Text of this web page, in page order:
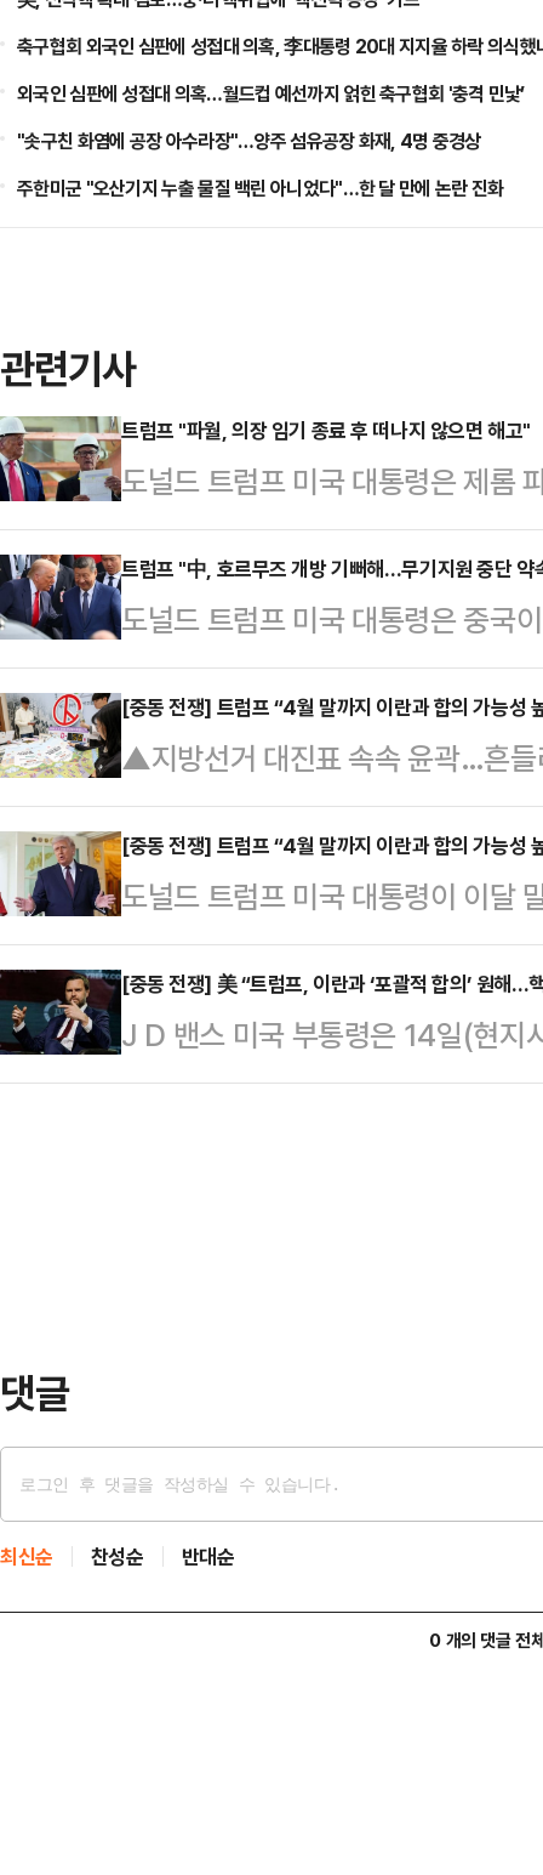
축구협회 외국인 심판에 성접대 의혹, 李대통령 20대 지지율 하락 의식
외국인 심판에 성접대 의혹…월드컵 예선까지 얽힌 축구협회 '충격 민낯’
"솟구친 화염에 공장 아수라장"…양주 섬유공장 화재, 4명 중경상
주한미군 "오산기지 누출 물질 백린 아니었다"…한 달 만에 논란 진화
관련기사
트럼프 "파월, 의장 임기 종료 후 떠나지 않으면 해고"
도널드 트럼프 미국 대통령은 제롬
음 달 의장 임기가 끝난 뒤에도 물
뉴스에 따르면 트럼프 대통령은 15
에서 “만일 그가 물러나지 않으면
고를 참아왔다. 나는 그를 해고하길
다”고 말했다.트럼프 대통령은 지
리 인하를 계속 요구했지만 연준은
대통령은 파월 의장을…
트럼프 "中, 호르무즈 개방 기뻐해…무기지원 중단 약
도널드 트럼프 미국 대통령은 중국
에 대한 무기 지원 중단을 약속했다
통령은 15일(현지시간) 소셜미디
또 전 세계를 위해 이 일을 하고 있
것”이라며 “중국은 이란에 무기를
면서 “시진핑 중국 국가주석은 내
이다. 우리는 영리하게, 그리고 아
더 낫다”고 덧…
[중동 전쟁] 트럼프 “4월 말까지 이란과 합의 가능성
▲지방선거 대진표 속속 윤곽…흔들
방선거가 50일 앞으로 다가오면서
고 있다. 이재명 대통령과 더불어민
데, 국민의힘은 내부 갈등과 공천
다.정치권에선 이번 선거에서 민주
다. 특히 민주당이 대구·경북(TK)
했던 2018년 지방선거보다 더 유
다.민주당에 유리한 흐름 속 …
[중동 전쟁] 트럼프 “4월 말까지 이란과 합의 가능성
도널드 트럼프 미국 대통령이 이달
이 높다고 밝혔다.영국 스카이뉴스
간) 전화 인터뷰을 통해 찰스 3세
이란과 합의를 이룰 가능성에 대한
심하게 두들겨 맞았다”고 답했다.
[중동 전쟁] 美 “트럼프, 이란과 ‘포괄적 합의’ 원해…
J D 밴스 미국 부통령은 14일(현지
은 합의’가 아닌 ‘포괄적 합의’를
댓글
최신순 찬성순 반대순
0 개의 댓글 전